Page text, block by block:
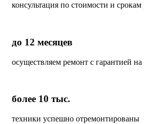
консультация по стоимости и срокам
до 12 месяцев
осуществляем ремонт с гарантией на
более 10 тыс.
техники успешно отремонтированы